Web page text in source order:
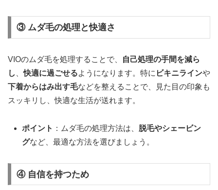
③ ムダ毛の処理と快適さ
VIOのムダ毛を処理することで、
自己処理の手間を減ら
し
、快適に過ごせるようになります。特に ビキニラインや
下着からはみ出す毛などを整えることで、見た目の印象も
スッキリし、快適な生活が送れます。
ポイント ：ムダ毛の処理方法は、 脱毛やシェービン
グなど、最適な方法を選びましょう。
④ 自信を持つため